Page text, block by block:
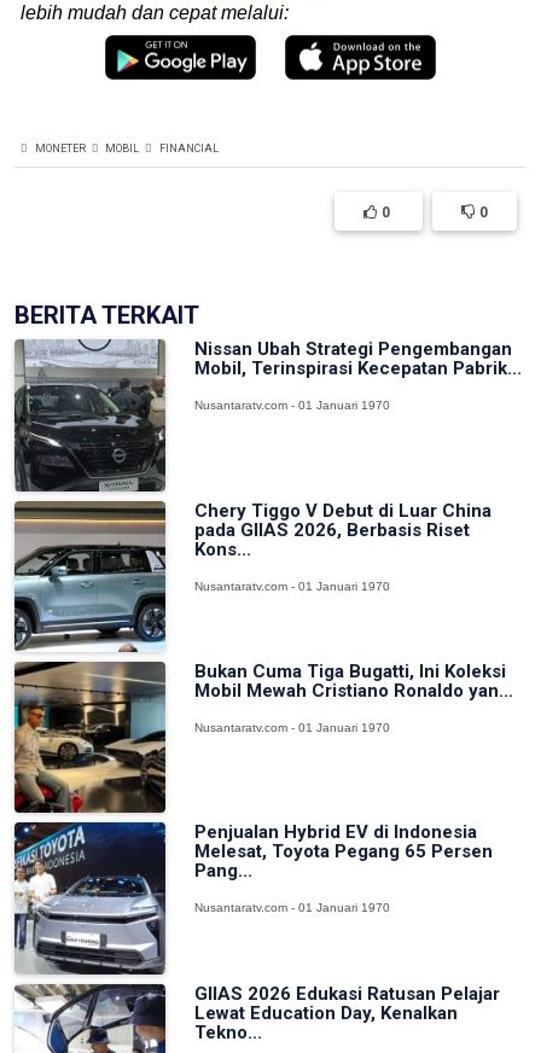
lebih mudah dan cepat melalui:
MONETER MOBIL FINANCIAL
0 0
BERITA TERKAIT
Nissan Ubah Strategi Pengembangan
Mobil, Terinspirasi Kecepatan Pabrik...
Nusantaratv.com - 01 Januari 1970
Chery Tiggo V Debut di Luar China
pada GIIAS 2026, Berbasis Riset
Kons...
Nusantaratv.com - 01 Januari 1970
Bukan Cuma Tiga Bugatti, Ini Koleksi
Mobil Mewah Cristiano Ronaldo yan...
Nusantaratv.com - 01 Januari 1970
Penjualan Hybrid EV di Indonesia
Melesat, Toyota Pegang 65 Persen
Pang...
Nusantaratv.com - 01 Januari 1970
GIIAS 2026 Edukasi Ratusan Pelajar
Lewat Education Day, Kenalkan
Tekno...